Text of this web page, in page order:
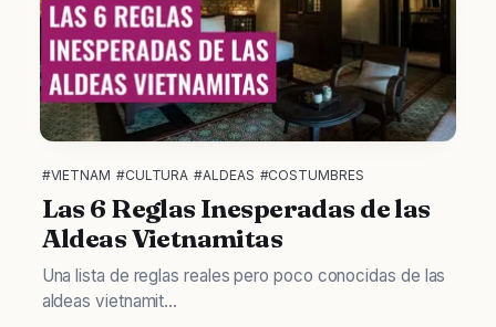
#VIETNAM #CULTURA #ALDEAS #COSTUMBRES
Las 6 Reglas Inesperadas de las
Aldeas Vietnamitas
Una lista de reglas reales pero poco conocidas de las
aldeas vietnamit...